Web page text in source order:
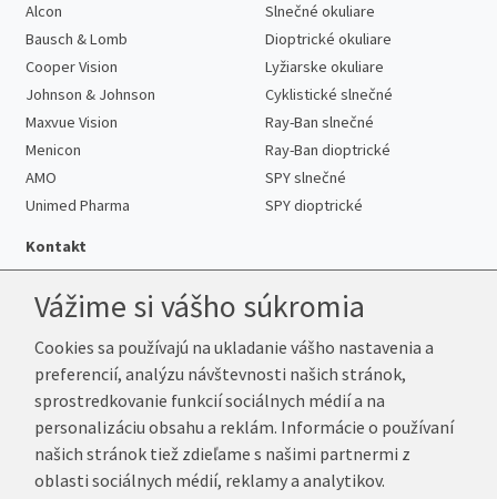
Alcon
Bausch & Lomb
Cooper Vision
Johnson & Johnson
Maxvue Vision
Menicon
AMO
Unimed Pharma
Slnečné okuliare
Dioptrické okuliare
Lyžiarske okuliare
Cyklistické slnečné
Ray-Ban slnečné
Ray-Ban dioptrické
SPY slnečné
SPY dioptrické
Kontakt
Telefón:+421 222 205 863
E-mail:info@k-sosovky.sk
Reklamačná adresa
Andrea Votavová
Revoluční 1017
Vážime si vášho súkromia
Cookies sa používajú na ukladanie vášho nastavenia a
preferencií, analýzu návštevnosti našich stránok,
sprostredkovanie funkcií sociálnych médií a na
personalizáciu obsahu a reklám. Informácie o používaní
našich stránok tiež zdieľame s našimi partnermi z
oblasti sociálnych médií, reklamy a analytikov.